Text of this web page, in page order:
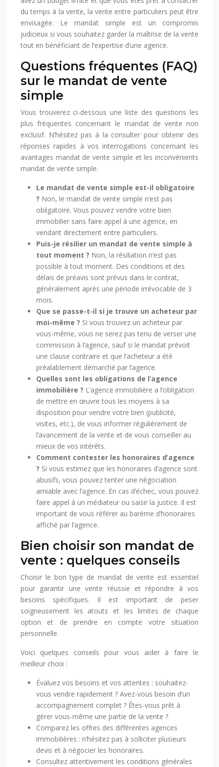
du temps à la vente, la vente entre particuliers peut être
envisagée. Le mandat simple est un compromis
judicieux si vous souhaitez garder la maîtrise de la vente
tout en bénéficiant de l’expertise d’une agence.
Questions fréquentes (FAQ)
sur le mandat de vente
simple
Vous trouverez ci-dessous une liste des questions les
plus fréquentes concernant le mandat de vente non
exclusif. N’hésitez pas à la consulter pour obtenir des
réponses rapides à vos interrogations concernant les
avantages mandat de vente simple et les inconvénients
mandat de vente simple.
Le mandat de vente simple est-il obligatoire
? Non, le mandat de vente simple n’est pas
obligatoire. Vous pouvez vendre votre bien
immobilier sans faire appel à une agence, en
vendant directement entre particuliers.
Puis-je résilier un mandat de vente simple à
tout moment ? Non, la résiliation n’est pas
possible à tout moment. Des conditions et des
délais de préavis sont prévus dans le contrat,
généralement après une période irrévocable de 3
mois.
Que se passe-t-il si je trouve un acheteur par
moi-même ? Si vous trouvez un acheteur par
vous-même, vous ne serez pas tenu de verser une
commission à l’agence, sauf si le mandat prévoit
une clause contraire et que l’acheteur a été
préalablement démarché par l’agence.
Quelles sont les obligations de l’agence
immobilière ? L’agence immobilière a l’obligation
de mettre en œuvre tous les moyens à sa
disposition pour vendre votre bien (publicité,
visites, etc.), de vous informer régulièrement de
l’avancement de la vente et de vous conseiller au
mieux de vos intérêts.
Comment contester les honoraires d’agence
? Si vous estimez que les honoraires d’agence sont
abusifs, vous pouvez tenter une négociation
amiable avec l’agence. En cas d’échec, vous pouvez
faire appel à un médiateur ou saisir la justice. Il est
important de vous référer au barème d’honoraires
affiché par l’agence.
Bien choisir son mandat de
vente : quelques conseils
Choisir le bon type de mandat de vente est essentiel
pour garantir une vente réussie et répondre à vos
besoins spécifiques. Il est important de peser
soigneusement les atouts et les limites de chaque
option et de prendre en compte votre situation
personnelle.
Voici quelques conseils pour vous aider à faire le
meilleur choix :
Évaluez vos besoins et vos attentes : souhaitez-
vous vendre rapidement ? Avez-vous besoin d’un
accompagnement complet ? Êtes-vous prêt à
gérer vous-même une partie de la vente ?
Comparez les offres des différentes agences
immobilières : n’hésitez pas à solliciter plusieurs
devis et à négocier les honoraires.
Consultez attentivement les conditions générales